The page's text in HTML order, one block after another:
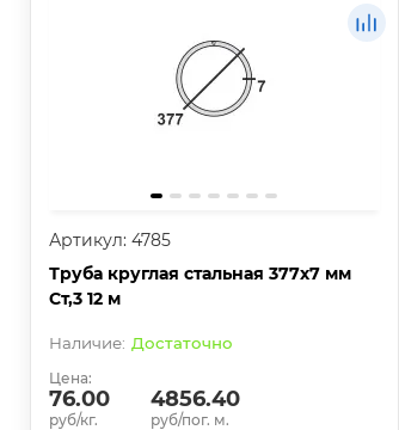
Артикул: 4785
Труба круглая стальная 377х7 мм
Ст,3 12 м
Достаточно
Цена:
76.00
руб/кг.
4856.40
руб/пог. м.